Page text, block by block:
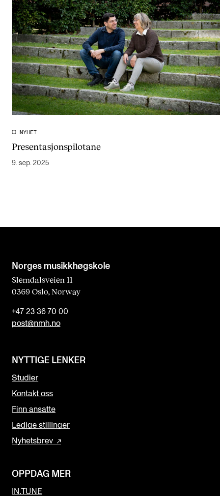
NYHET
Presentasjonspilotane
9. sep. 2025
Norges musikk­høgskole
Slemdalsveien 11
0369 Oslo, Norway
+47 23 36 70 00
post@nmh.no
NYTTIGE LENKER
Studier
Kontakt oss
Finn ansatte
Ledige stillinger
Nyhetsbrev
OPPDAG MER
IN.TUNE